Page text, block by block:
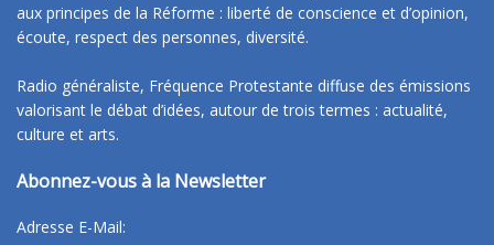
aux principes de la Réforme : liberté de conscience et d’opinion,
écoute, respect des personnes, diversité.
Radio généraliste, Fréquence Protestante diffuse des émissions
valorisant le débat d’idées, autour de trois termes : actualité,
culture et arts.
Abonnez-vous à la Newsletter
Adresse E-Mail: